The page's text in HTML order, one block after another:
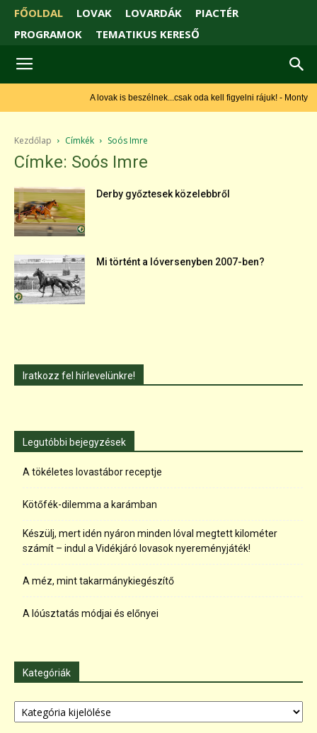
FŐOLDAL LOVAK LOVARDÁK
PIACTÉR
PROGRAMOK
TEMATIKUS KERESŐ
A lovak is beszélnek...csak oda kell figyelni rájuk! - Monty
Kezdőlap Címkék Soós Imre
Címke: Soós Imre
Derby győztesek közelebbről
Mi történt a lóversenyben 2007-ben?
Iratkozz fel hírlevelünkre!
Legutóbbi bejegyzések
A tökéletes lovastábor receptje
Kötőfék-dilemma a karámban
Készülj, mert idén nyáron minden lóval megtett kilométer
számít – indul a Vidékjáró lovasok nyereményjáték!
A méz, mint takarmánykiegészítő
A lóúsztatás módjai és előnyei
Kategóriák
Kategóriák